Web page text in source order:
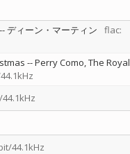
--ディーン・マーティン
flac:
--Perry Como The Royal
44.1kHz